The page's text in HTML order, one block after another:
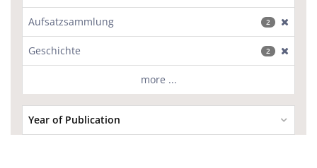
Aufsatzsammlung 2
Geschichte 2
more ...
Year of Publication